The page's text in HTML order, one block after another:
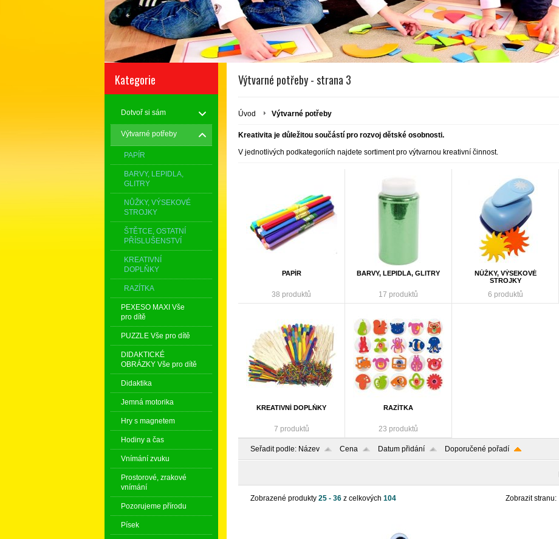
Kategorie
Dotvoř si sám
Výtvarné potřeby
PAPÍR
BARVY, LEPIDLA,
GLITRY
NŮŽKY, VÝSEKOVÉ
STROJKY
ŠTĚTCE, OSTATNÍ
PŘÍSLUŠENSTVÍ
KREATIVNÍ
DOPLŇKY
RAZÍTKA
PEXESO MAXI Vše
pro dítě
PUZZLE Vše pro dítě
DIDAKTICKÉ
OBRÁZKY Vše pro dítě
Didaktika
Jemná motorika
Hry s magnetem
Hodiny a čas
Vnímání zvuku
Prostorové, zrakové
vnímání
Pozorujeme přírodu
Písek
Výtvarné potřeby - strana 3
Úvod Výtvarné potřeby
Kreativita je důležitou součástí pro rozvoj dětské osobnosti.
V jednotlivých podkategoriích najdete sortiment pro výtvarnou kreativní činnost.
PAPÍR
38 produktů
BARVY, LEPIDLA, GLITRY
17 produktů
NŮŽKY, VÝSEKOVÉ
STROJKY
6 produktů
KREATIVNÍ DOPLŇKY
7 produktů
RAZÍTKA
23 produktů
Seřadit podle: Název Cena Datum přidání Doporučené pořadí
Zobrazené produkty 25 - 36 z celkových 104 Zobrazit stranu: